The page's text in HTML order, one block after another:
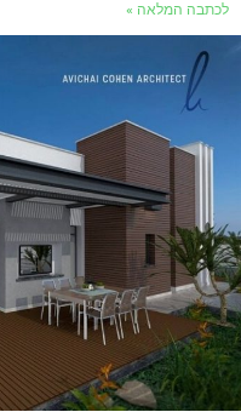
לכתבה המלאה »